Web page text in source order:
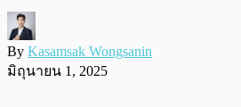
By Kasamsak Wongsanin
มิถุนายน 1, 2025